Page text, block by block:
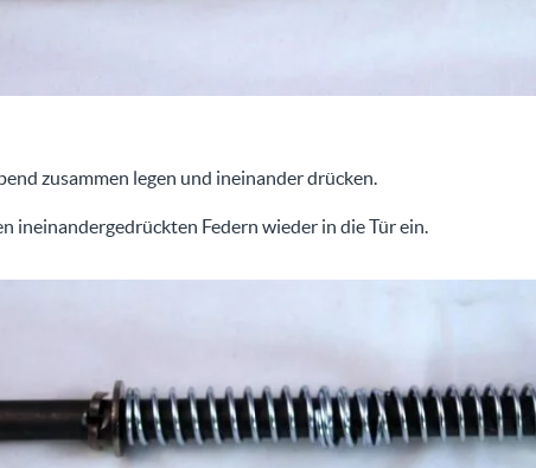
zusammen legen und ineinander drücken.
ineinandergedrückten Federn wieder in die Tür ein.